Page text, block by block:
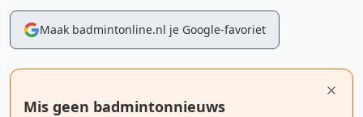
Maak badmintonline.nl je Google-favoriet
Mis geen badmintonnieuws